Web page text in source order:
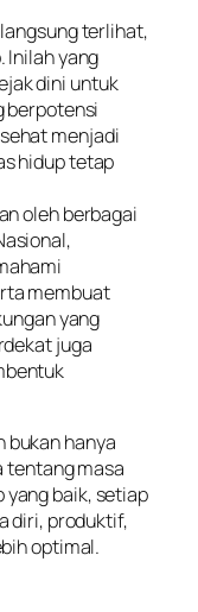
terlihat,
Inilah yang
dini untuk
berpotensi
menjadi
hidup tetap
oleh berbagai
membuat
yang
juga
bukan hanya
tentang masa
yang baik, setiap
diri, produktif,
optimal.